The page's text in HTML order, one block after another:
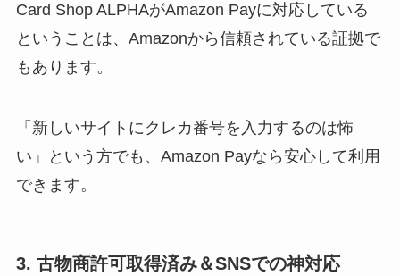
Card Shop ALPHAがAmazon Payに対応している
ということは、Amazonから信頼されている証拠で
もあります。
「新しいサイトにクレカ番号を入力するのは怖
い」という方でも、Amazon Payなら安心して利用
できます。
3. 古物商許可取得済み＆SNSでの神対応